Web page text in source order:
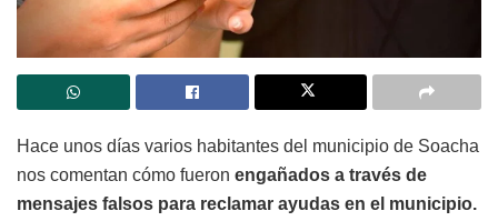
Hace unos días varios habitantes del municipio de Soacha
nos comentan cómo fueron engañados a través de
mensajes falsos para reclamar ayudas en el municipio.